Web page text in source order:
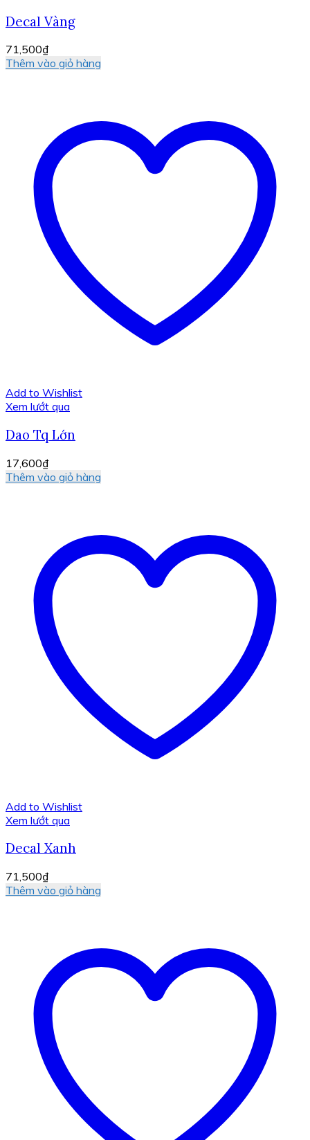
Decal Vàng
71,500₫
Thêm vào giỏ hàng
Add to Wishlist
Xem lướt qua
Dao Tq Lớn
17,600₫
Thêm vào giỏ hàng
Add to Wishlist
Xem lướt qua
Decal Xanh
71,500₫
Thêm vào giỏ hàng